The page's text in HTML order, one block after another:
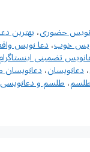
حضوری،بهترین
خوب،دعا نویس
تضمینی
،دعانویسان،
،طلسم و دعانویسی